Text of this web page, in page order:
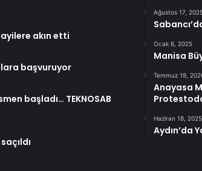
akın etti
başvuruyor
başladı… TEKNOSAB
Ağustos 17,
Ocak 6, 2025
Manisa
Temmuz 19,
Anayasa
Haziran 18, 2025
Aydın’da